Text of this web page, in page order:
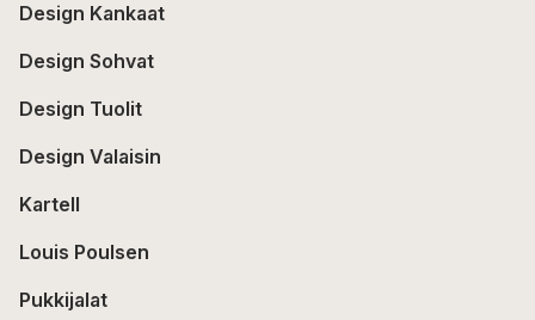
Design Kankaat
Design Sohvat
Design Tuolit
Design Valaisin
Kartell
Louis Poulsen
Pukkijalat